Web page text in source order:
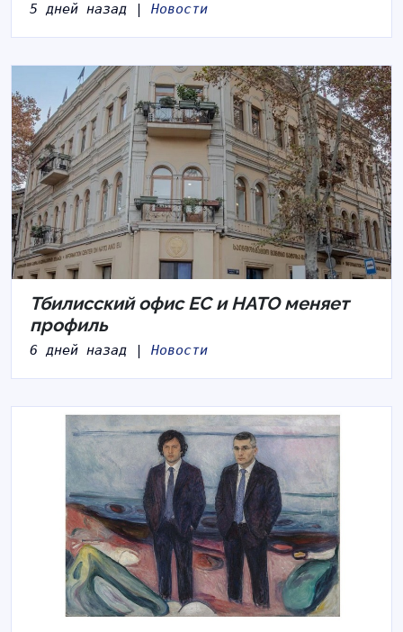
5 дней назад | Новости
Тбилисский офис ЕС и НАТО меняет
профиль
6 дней назад | Новости